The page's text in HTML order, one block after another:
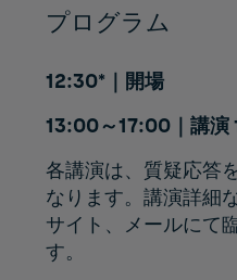
プログラム
12:30*｜開場
13:00～17:00｜講演
各講演は、質疑応答
なります。講演詳細
サイト、メールにて
す。